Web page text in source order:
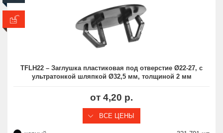
TFLH22 – Заглушка пластиковая под отверстие Ø22-27, с
ультратонкой шляпкой Ø32,5 мм, толщиной 2 мм
от 4,20 р.
ВСЕ ЦЕНЫ